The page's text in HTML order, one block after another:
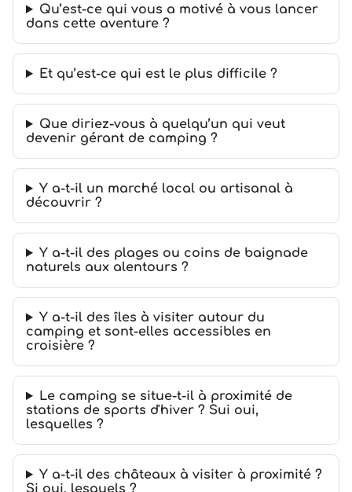
Qu’est-ce qui vous a motivé à vous lancer
dans cette aventure ?
Et qu’est-ce qui est le plus difficile ?
Que diriez-vous à quelqu’un qui veut
devenir gérant de camping ?
Y a-t-il un marché local ou artisanal à
découvrir ?
Y a-t-il des plages ou coins de baignade
naturels aux alentours ?
Y a-t-il des îles à visiter autour du
camping et sont-elles accessibles en
croisière ?
Le camping se situe-t-il à proximité de
stations de sports d'hiver ? Sui oui,
lesquelles ?
Y a-t-il des châteaux à visiter à proximité ?
Si oui, lesquels ?